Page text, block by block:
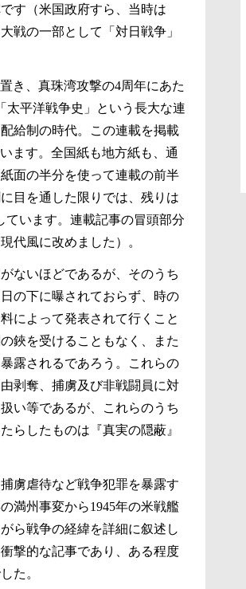
す（米国政府すら、当時は
戦の一部として「対日戦争」
き、真珠湾攻撃の4周年にあた
太平洋戦争史」という長大な連
給制の時代。この連載を掲載
ます。全国紙も地方紙も、通
面の半分を使って連載の前半
目を通した限りでは、残りは
ています。連載記事の冒頭部分
代風に改めました）。
ないほどであるが、そのうち
の下に曝されておらず、時の
によって発表されて行くこと
鋏を受けることもなく、また
露されるであろう。これらの
剥奪、捕虜及び非戦闘員に対
い等であるが、これらのうち
らしたものは『真実の隠蔽』
虜虐待など戦争犯罪を暴露す
満州事変から1945年の米戦艦
ら戦争の経緯を詳細に叙述し
撃的な記事であり、ある程度
た。